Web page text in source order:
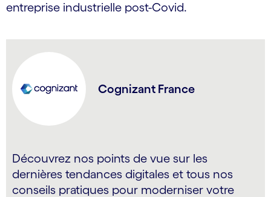
entreprise industrielle post-Covid.
Cognizant France
Découvrez nos points de vue sur les
dernières tendances digitales et tous nos
conseils pratiques pour moderniser votre